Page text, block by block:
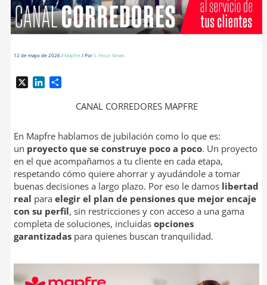
12 de mayo de 2026/Mapfre / PorS. Fecor News
e
d
I
n
r
t
i
r
CANAL CORREDORES MAPFRE
En Mapfre hablamos de jubilación como lo que es:
un proyecto que se construye poco a poco. Un proyecto
en el que acompañamos a tu cliente en cada etapa,
respetando cómo quiere ahorrar y ayudándole a tomar
buenas decisiones a largo plazo. Por eso le damos libertad
real para elegir el plan de pensiones que mejor encaje
con su perfil, sin restricciones y con acceso a una gama
completa de soluciones, incluidas opciones
garantizadaspara quienes buscan tranquilidad.